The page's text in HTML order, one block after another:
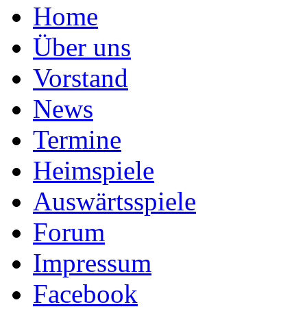
Home
Über uns
Vorstand
News
Termine
Heimspiele
Auswärtsspiele
Forum
Impressum
Facebook